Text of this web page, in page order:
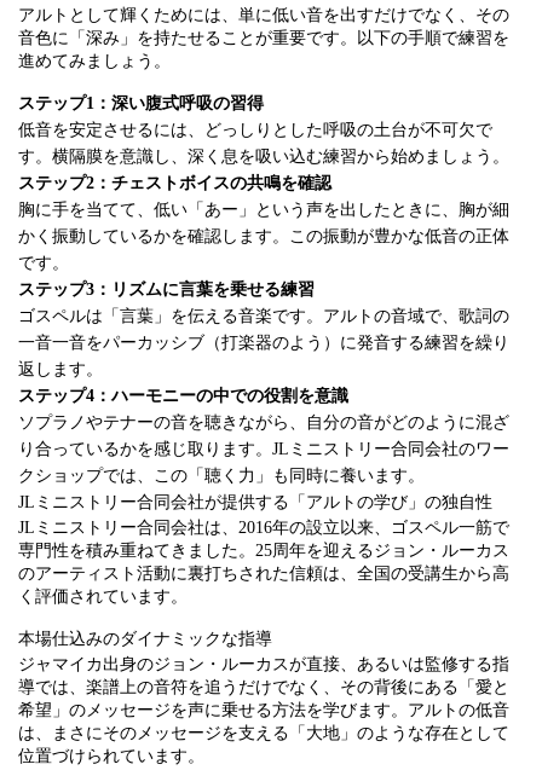
アルトとして輝くためには、単に低い音を出すだけでなく、その
音色に「深み」を持たせることが重要です。以下の手順で練習を
進めてみましょう。
ステップ1：深い腹式呼吸の習得
低音を安定させるには、どっしりとした呼吸の土台が不可欠で
す。横隔膜を意識し、深く息を吸い込む練習から始めましょう。
ステップ2：チェストボイスの共鳴を確認
胸に手を当てて、低い「あー」という声を出したときに、胸が細
かく振動しているかを確認します。この振動が豊かな低音の正体
です。
ステップ3：リズムに言葉を乗せる練習
ゴスペルは「言葉」を伝える音楽です。アルトの音域で、歌詞の
一音一音をパーカッシブ（打楽器のよう）に発音する練習を繰り
返します。
ステップ4：ハーモニーの中での役割を意識
ソプラノやテナーの音を聴きながら、自分の音がどのように混ざ
り合っているかを感じ取ります。JLミニストリー合同会社のワー
クショップでは、この「聴く力」も同時に養います。
JLミニストリー合同会社が提供する「アルトの学び」の独自性
JLミニストリー合同会社は、2016年の設立以来、ゴスペル一筋で
専門性を積み重ねてきました。25周年を迎えるジョン・ルーカス
のアーティスト活動に裏打ちされた信頼は、全国の受講生から高
く評価されています。
本場仕込みのダイナミックな指導
ジャマイカ出身のジョン・ルーカスが直接、あるいは監修する指
導では、楽譜上の音符を追うだけでなく、その背後にある「愛と
希望」のメッセージを声に乗せる方法を学びます。アルトの低音
は、まさにそのメッセージを支える「大地」のような存在として
位置づけられています。